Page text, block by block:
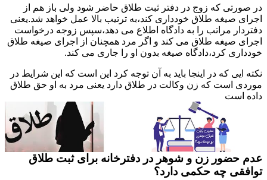
در صورتی که زوج در دفتر ثبت طلاق حاضر شود ولی باز هم از
اجرای صیغه طلاق خودداری کند،به ترتیب بالا عمل خواهد شد.یعنی
دفتردار مراتب را به دادگاه اطلاع می دهد،سپس زوجه درخواست
اجرای صیغه طلاق می کند و اگر مرد همچنان از اجرای صیغه طلاق
خودداری کرد،دادگاه صیغه بدون او را جاری می کند.
نکته ایی که در اینجا باید به آن توجه کرد این است که این شرایط در
موردی است که زن وکالت در طلاق دارد یعنی مرد به او حق طلاق
داده است
عدم حضور زن و شوهر در دفترخانه برای ثبت طلاق
توافقی چه حکمی دارد؟